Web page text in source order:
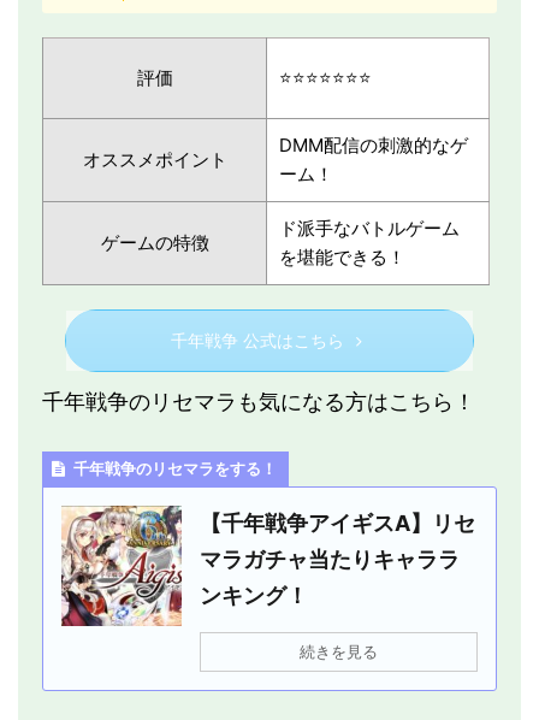
評価 ⭐️⭐️⭐️⭐️⭐️⭐️⭐️
オススメポイント
DMM配信の刺激的なゲ
ーム！
ゲームの特徴
ド派手なバトルゲーム
を堪能できる！
千年戦争 公式はこちら
千年戦争のリセマラも気になる方はこちら！
千年戦争のリセマラをする！
【千年戦争アイギスA】リセ
マラガチャ当たりキャララ
ンキング！
続きを見る